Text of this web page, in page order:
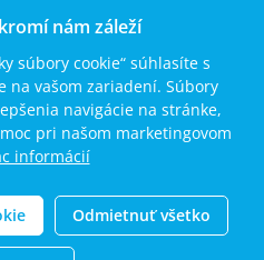
nám záleží
súbory cookie“ súhlasíte s
na vašom zariadení. Súbory
navigácie na stránke,
pri našom marketingovom
informácií
Odmietnuť všetko